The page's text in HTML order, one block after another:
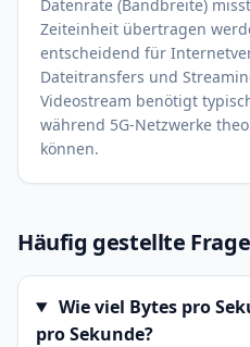
Datenrate (Bandbreite)
Zeiteinheit übertragen
entscheidend für
Dateitransfers und
Videostream benötigt
während 5G-Netzwerke
können.
Häufig gestellte
Wie viel Bytes pro
pro Sekunde?